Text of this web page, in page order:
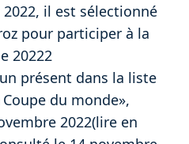
2022, il est sélectionné
pour participer à la
20222
présent dans la liste
du monde»,
2022(lire en